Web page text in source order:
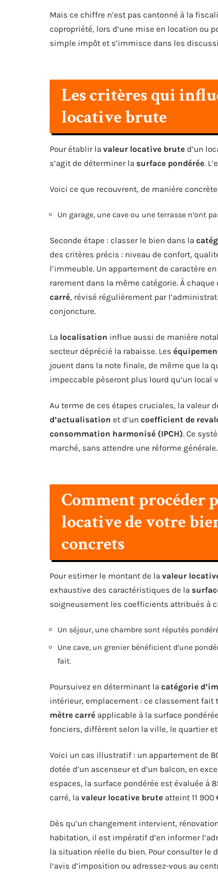
Mais ce chiffre n’est pas cantonné à la
copropriété, lors d’une mise en location ou
simple impôt et s’immisce dans les
Les critères qui
locative brute
Pour établir la valeur locative brute d’un
s’agit de déterminer la surface pondérée.
Voici ce que recouvrent, de manière
Un garage, une cave ou une terrasse n’ont
Seconde étape : classer le bien dans la
des critères précis : niveau de confort,
l’immeuble. Un appartement de caractère
rarement dans la même catégorie. À
carré, révisé régulièrement par
conjoncture.
La localisation influe aussi de manière
secteur déprécié la rabaisse. Les
jouent dans la note finale, de même que la
impeccable pèseront plus lourd qu’un local
Au terme de ces étapes cruciales, la valeur
d’actualisation et d’un coefficient de
consommation harmonisé (IPCH). Ce
marché, sans attendre une réforme générale.
Comment procéder
locative de votre
concrets
Pour estimer le montant de la valeur
exhaustive des caractéristiques de la
soigneusement les coefficients attribués à
Un séjour, une chambre sont réputés
Une cave, un grenier bénéficient d’une
fait.
Poursuivez en déterminant la catégorie
intérieur, emplacement : ce classement
mètre carré applicable à la surface
fonciers, diffèrent selon la ville, le quartier
Voici un cas illustratif : un appartement de
dotée d’un ascenseur et d’un balcon, en
espaces, la surface pondérée est évaluée à
carré, la valeur locative brute atteint 11 900
Dès qu’un changement intervient,
habitation, il est impératif d’en informer
la situation réelle du bien. Pour consulter le
l’avis d’imposition ou adressez-vous au